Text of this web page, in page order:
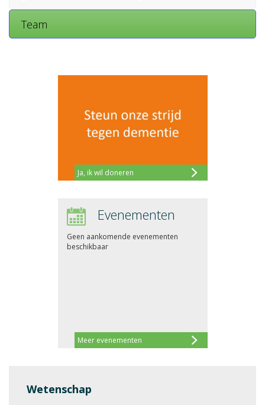
Wetenschap
Team
Ja, ik wil doneren
Evenementen
Meer evenementen
Geen aankomende evenementen
beschikbaar